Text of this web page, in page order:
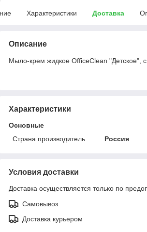
Характеристики Доставка
Описание
Мыло-крем жидкое OfficeClean "Детское",
Характеристики
Основные
Страна производитель
Россия
Условия доставки
Доставка осуществляется только по
Самовывоз
Доставка курьером